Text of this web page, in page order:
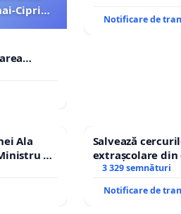
Ciprian
Ciprian
Notificare de
Ala
al
Salvează
extrașcolare
copiilor
3 329 semnături
Notificare de